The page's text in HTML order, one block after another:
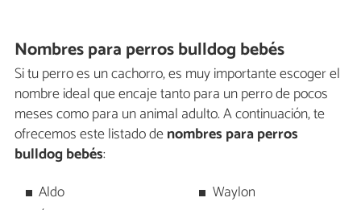
Nombres para perros bulldog bebés
Si tu perro es un cachorro, es muy importante escoger el
nombre ideal que encaje tanto para un perro de pocos
meses como para un animal adulto. A continuación, te
ofrecemos este listado denombres para perros
bulldog bebés:
Aldo
Waylon